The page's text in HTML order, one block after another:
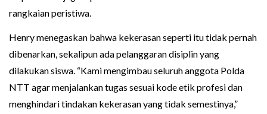
rangkaian peristiwa.
Henry menegaskan bahwa kekerasan seperti itu tidak pernah
dibenarkan, sekalipun ada pelanggaran disiplin yang
dilakukan siswa. “Kami mengimbau seluruh anggota Polda
NTT agar menjalankan tugas sesuai kode etik profesi dan
menghindari tindakan kekerasan yang tidak semestinya,”